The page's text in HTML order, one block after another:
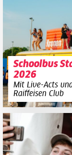
Schoolbus
2026
Mit Live-Acts
Raiffeisen Club